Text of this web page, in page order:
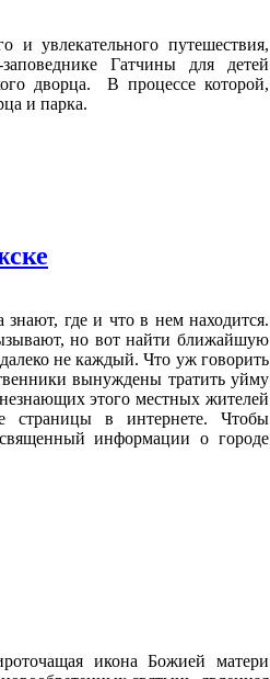
увлекательного путешествия,
Гатчины для детей
дворца. В процессе которой,
и парка.
где и что в нем находится.
но вот найти ближайшую
не каждый. Что уж говорить
вынуждены тратить уйму
этого местных жителей
страницы в интернете. Чтобы
информации о городе
икона Божией матери